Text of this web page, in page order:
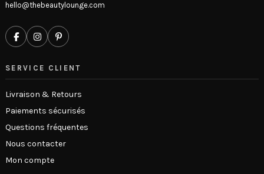
hello@thebeautylounge.com
SERVICE CLIENT
Livraison & Retours
Paiements sécurisés
Questions fréquentes
Nous contacter
Mon compte